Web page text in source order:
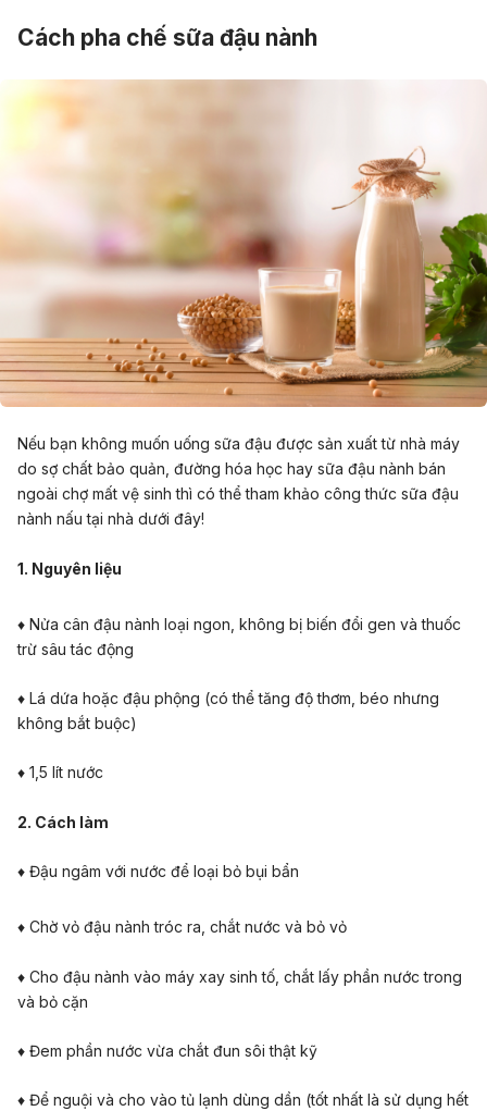
Cách pha chế sữa đậu nành
Nếu bạn không muốn uống sữa đậu được sản xuất từ nhà máy
do sợ chất bảo quản, đường hóa học hay sữa đậu nành bán
ngoài chợ mất vệ sinh thì có thể tham khảo công thức sữa đậu
nành nấu tại nhà dưới đây!
1. Nguyên liệu
♦ Nửa cân đậu nành loại ngon, không bị biến đổi gen và thuốc
trừ sâu tác động
♦ Lá dứa hoặc đậu phộng (có thể tăng độ thơm, béo nhưng
không bắt buộc)
♦ 1,5 lít nước
2. Cách làm
♦ Đậu ngâm với nước để loại bỏ bụi bẩn
♦ Chờ vỏ đậu nành tróc ra, chắt nước và bỏ vỏ
♦ Cho đậu nành vào máy xay sinh tố, chắt lấy phần nước trong
và bỏ cặn
♦ Đem phần nước vừa chắt đun sôi thật kỹ
♦ Để nguội và cho vào tủ lạnh dùng dần (tốt nhất là sử dụng hết